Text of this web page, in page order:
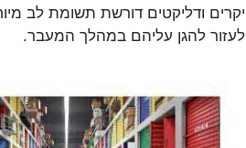
יקרים ודליקטים דורשת תשומת לב
לעזור להגן עליהם במהלך המעבר.